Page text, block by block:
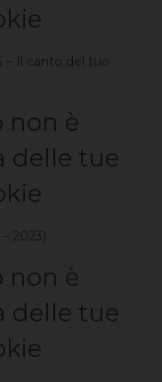
– Il canto del tuo
non è
delle tue
2023)
non è
delle tue